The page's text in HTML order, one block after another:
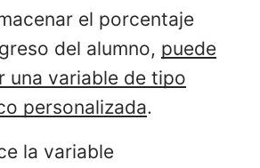
el porcentaje
del alumno, puede
una variable de tipo
personalizada.
la variable